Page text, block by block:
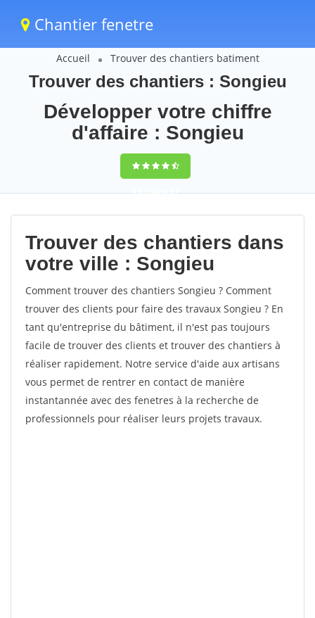
Chantier fenetre
Accueil Trouver des chantiers batiment
Trouver des chantiers : Songieu
Développer votre chiffre
d'affaire : Songieu
9,5(100%)57
votes
Trouver des chantiers dans
votre ville : Songieu
Comment trouver des chantiers Songieu ? Comment
trouver des clients pour faire des travaux Songieu ? En
tant qu'entreprise du bâtiment, il n'est pas toujours
facile de trouver des clients et trouver des chantiers à
réaliser rapidement. Notre service d'aide aux artisans
vous permet de rentrer en contact de manière
instantannée avec des fenetres à la recherche de
professionnels pour réaliser leurs projets travaux.